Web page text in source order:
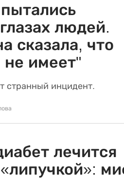
людей.
сказала, что
не имеет"
странный инцидент.
лечится